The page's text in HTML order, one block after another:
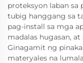
proteksyon laban sa
tubig hanggang sa
pag-install sa mga
madalas hugasan,
Ginagamit ng
materyales na